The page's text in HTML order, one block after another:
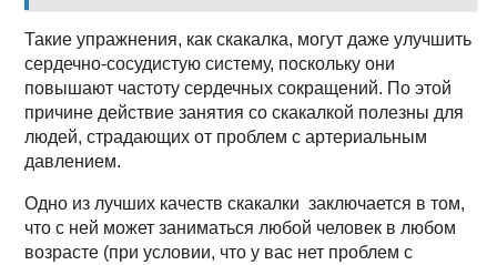
Такие упражнения, как скакалка, могут даже улучшить
сердечно-сосудистую систему, поскольку они
повышают частоту сердечных сокращений. По этой
причине действие занятия со скакалкой полезны для
людей, страдающих от проблем с артериальным
давлением.
Одно из лучших качеств скакалки заключается в том,
что с ней может заниматься любой человек в любом
возрасте (при условии, что у вас нет проблем с